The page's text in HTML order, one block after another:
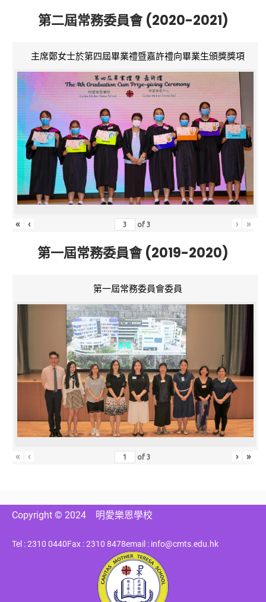
第二屆常務委員會 (2020-2021)
主席鄭女士於第四屆畢業禮暨嘉許禮向畢業生頒獎獎項
« ‹ of3 › »
第一屆常務委員會 (2019-2020)
第一屆常務委員會委員
« ‹ of3 › »
Copyright © 2024 明愛樂恩學校
Tel : 2310 0440Fax : 2310 8478email : info@cmts.edu.hk